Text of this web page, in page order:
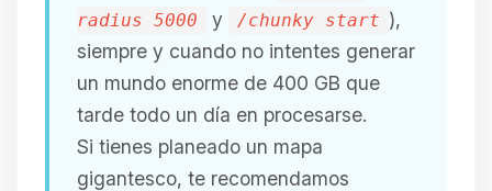
radius 5000
y /chunky start ),
siempre y cuando no intentes generar
un mundo enorme de 400 GB que
tarde todo un día en procesarse.
Si tienes planeado un mapa
gigantesco, te recomendamos